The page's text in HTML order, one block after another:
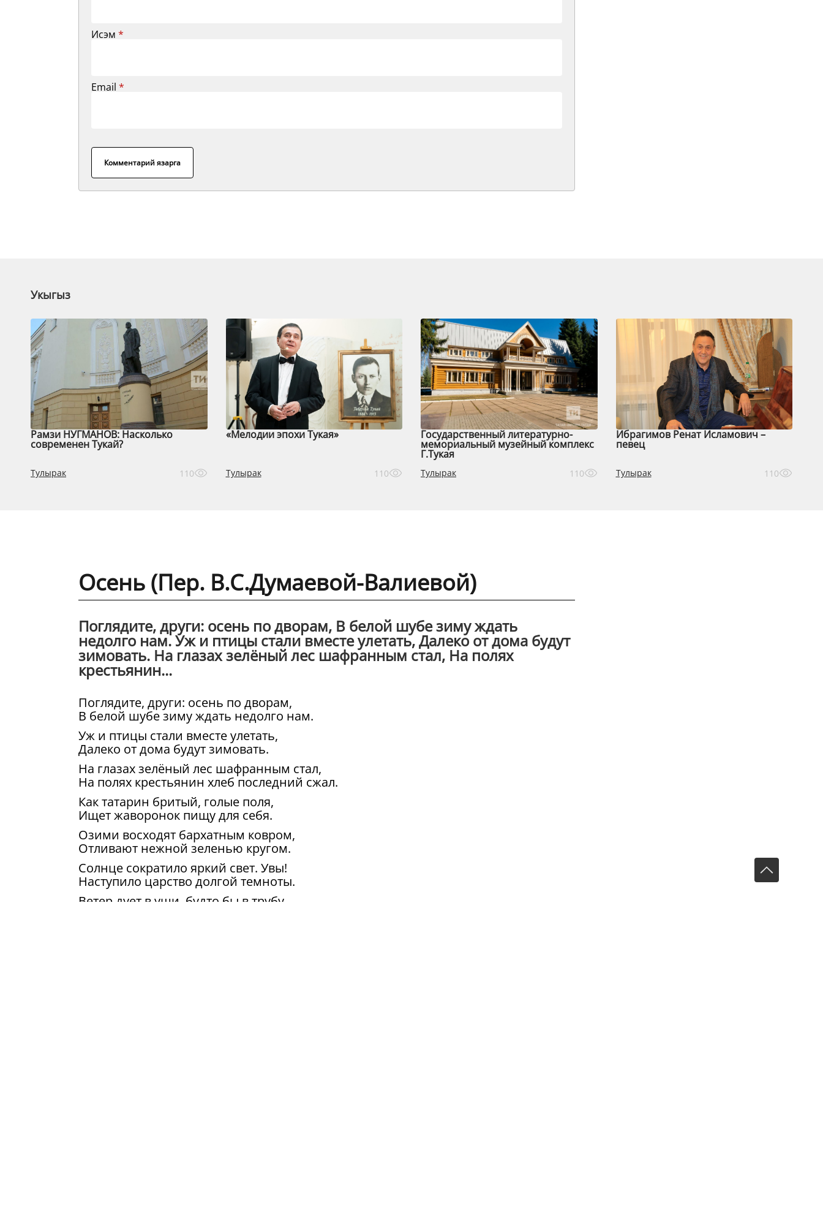
Исэм *
Email *
Комментарий язарга
Укыгыз
Рамзи НУГМАНОВ: Насколько
современен Тукай?
Тулырак 110
«Мелодии эпохи Тукая»
Тулырак 110
Государственный литературно-
мемориальный музейный комплекс
Г.Тукая
Тулырак 110
Ибрагимов Ренат Исламович –
певец
Тулырак 110
Осень (Пер. В.С.Думаевой-Валиевой)
Поглядите, други: осень по дворам, В белой шубе зиму ждать
недолго нам. Уж и птицы стали вместе улетать, Далеко от дома будут
зимовать. На глазах зелёный лес шафранным стал, На полях
крестьянин...
Поглядите, други: осень по дворам,
В белой шубе зиму ждать недолго нам.
Уж и птицы стали вместе улетать,
Далеко от дома будут зимовать.
На глазах зелёный лес шафранным стал,
На полях крестьянин хлеб последний сжал.
Как татарин бритый, голые поля,
Ищет жаворонок пищу для себя.
Озими восходят бархатным ковром,
Отливают нежной зеленью кругом.
Солнце сократило яркий свет. Увы!
Наступило царство долгой темноты.
Ветер дует в уши, будто бы в трубу,